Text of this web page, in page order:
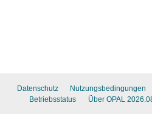
Datenschutz Nutzungsbedingungen
Betriebsstatus
Über OPAL